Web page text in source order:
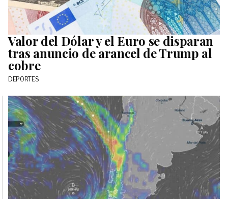
Valor del Dólar y el Euro se disparan
tras anuncio de arancel de Trump al
cobre
DEPORTES